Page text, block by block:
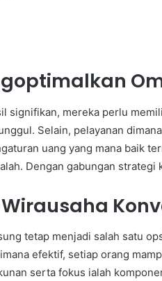
signifikan, mereka perlu
Selain, pelayanan
uang yang mana baik
Dengan gabungan
tetap menjadi salah satu
efektif, setiap orang
serta fokus ialah